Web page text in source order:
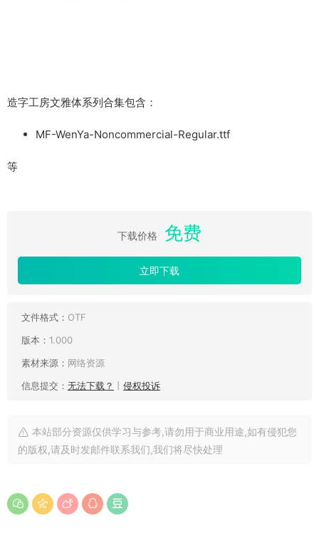
造字工房文雅体系列合集包含：
MF-WenYa-Noncommercial-Regular.ttf
等
下载价格 免费
立即下载
文件格式： OTF
版本： 1.000
素材来源： 网络资源
信息提交： 无法下载？ 侵权投诉
本站部分资源仅供学习与参考,请勿用于商业用途,如有侵犯您
的版权,请及时发邮件联系我们,我们将尽快处理